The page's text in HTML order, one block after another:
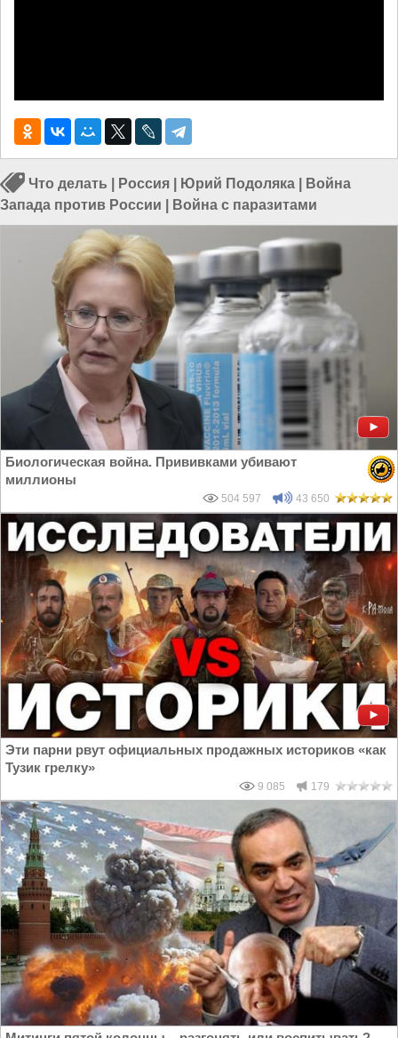
Что делать Россия Юрий Подоляка
Война
Запада против России
Война с паразитами
Биологическая война. Прививками убивают
миллионы
504 597 43 650
Эти парни рвут официальных продажных историков «как
Тузик грелку»
9 085 179